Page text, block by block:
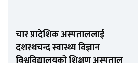
चार प्रादेशिक अस्पताललाई
दशरथचन्द स्वास्थ्य विज्ञान